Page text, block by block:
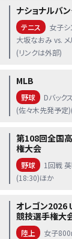
ナショナルバン
テニス
女子
大坂なおみ vs.
(リンクは外部)
MLB
野球
Dバック
(佐々木先発予定
第108回全国
権大会
野球
1回戦
(18:30)ほか
オレゴン2026
競技選手権大
陸上
女子